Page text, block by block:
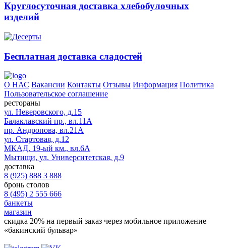
Круглосуточная доставка хлебобулочных
изделий
Бесплатная доставка сладостей
О НАС Вакансии Контакты Отзывы Информация Политика
Пользовательское соглашение
рестораны
ул. Неверовского, д.15
Балаклавский пр., вл.11А
пр. Андропова, вл.21А
ул. Стартовая, д.12
МКАД, 19-ый км., вл.6А
Мытищи, ул. Университетская, д.9
доставка
8 (925) 888 3 888
бронь столов
8 (495) 2 555 666
банкеты
магазин
скидка 20% на первый заказ через мобильное приложение
«бакинский бульвар»